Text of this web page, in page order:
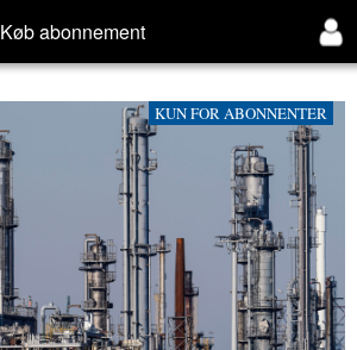
Køb abonnement
KUN FOR ABONNENTER